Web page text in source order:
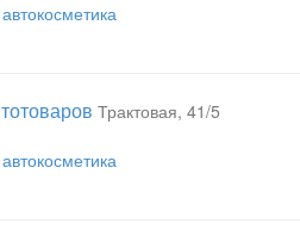
Трактовая, 41/5